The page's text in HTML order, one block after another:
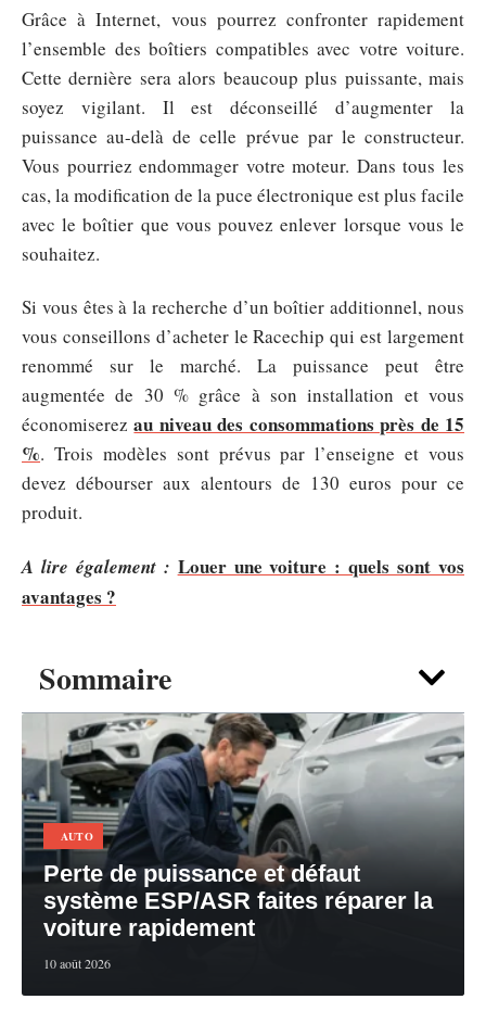
Sommaire
AUTO
Perte de puissance et défaut
système ESP/ASR faites réparer la
voiture rapidement
10 août 2026
Grâce à Internet, vous pourrez confronter rapidement
l’ensemble des boîtiers compatibles avec votre voiture.
Cette dernière sera alors beaucoup plus puissante, mais
soyez vigilant. Il est déconseillé d’augmenter la
puissance au-delà de celle prévue par le constructeur.
Vous pourriez endommager votre moteur. Dans tous les
cas, la modification de la puce électronique est plus facile
avec le boîtier que vous pouvez enlever lorsque vous le
souhaitez.
Si vous êtes à la recherche d’un boîtier additionnel, nous
vous conseillons d’acheter le Racechip qui est largement
renommé sur le marché. La puissance peut être
augmentée de 30 % grâce à son installation et vous
économiserezau niveau des consommations près de 15
%. Trois modèles sont prévus par l’enseigne et vous
devez débourser aux alentours de 130 euros pour ce
produit.
A lire également : Louer une voiture : quels sont vos
avantages ?